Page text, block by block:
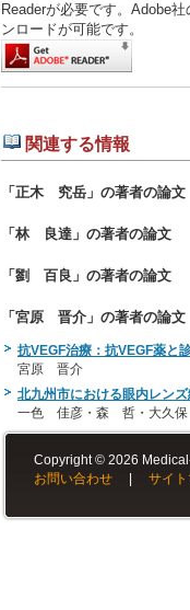
Readerが必要です。Adobe
ンロードが可能です。
関連する情報
「正木 究岳」の著者の論文
「林 良達」の著者の論文
「劉 百良」の著者の論文
「宮原 晋介」の著者の論文
抗VEGF治療：抗VEGF薬と
宮原 晋介
北九州市における眼内レン
一色 佳彦・森 哲・大久
Copyright © 2026
お問い合わせ
サイ